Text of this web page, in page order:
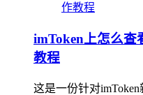
imToken上怎么查
教程
这是一份针对